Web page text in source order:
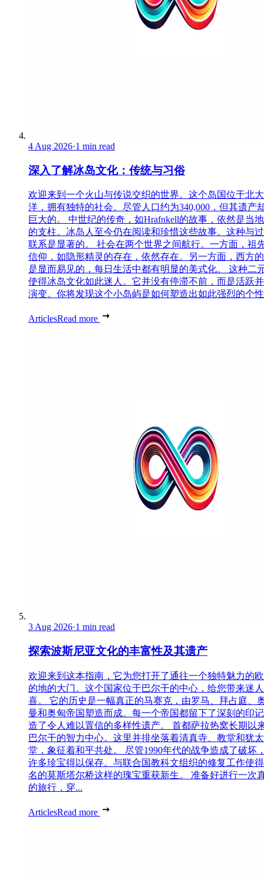
4 Aug 2026·1 min read
深入了解冰岛文化：传统与习俗
欢迎来到一个火山与传说交织的世界。这个岛国位于北
洋，拥有独特的社会。尽管人口约为340,000，但其遗产
巨大的。 中世纪的传奇，如Hrafnkell的故事，依然是当
的支柱。冰岛人至今仍在阅读和珍惜这些故事。这种与
联系是显著的。 社会在两个世界之间航行。一方面，祖
信仰，如隐形精灵的存在，依然存在。另一方面，西方
是显而易见的，每日生活中都有明显的美式化。 这种二
使得冰岛文化如此迷人。它并没有停滞不前，而是活跃
演变。你将发现这个小岛屿是如何塑造出如此强烈的个
ArticlesRead more
3 Aug 2026·1 min read
探索波斯尼亚文化的丰富性及其遗产
欢迎来到这本指南，它为您打开了通往一个独特魅力的
的地的大门。这个国家位于巴尔干的中心，给您带来迷
喜。 它的历史是一幅真正的马赛克，由罗马、拜占庭、
曼和奥匈帝国塑造而成。每一个帝国都留下了深刻的印
造了令人难以置信的多样性遗产。 首都萨拉热窝长期以
巴尔干的智力中心。这里并排坐落着清真寺、教堂和犹
堂，象征着和平共处。 尽管1990年代的战争造成了破坏
许多珍宝得以保存。与联合国教科文组织的修复工作使
名的莫斯塔尔桥这样的瑰宝重获新生。 准备好进行一次
的旅行，穿...
ArticlesRead more